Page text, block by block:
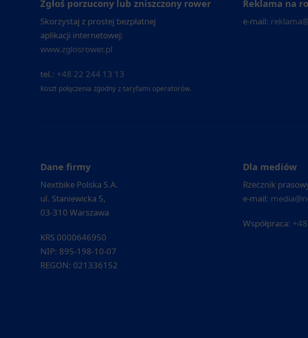
Zgłoś porzucony lub zniszczony rower
Skorzystaj z prostej bezpłatnej
aplikacji internetowej:
www.zglosrower.pl
tel.: +48 22 244 13 13
Koszt połączenia zgodny z taryfami operatorów.
Reklama na
e-mail:
Dane firmy
Nextbike Polska S.A.
ul. Staniewicka 5,
03-310 Warszawa
KRS 0000646950
NIP: 895-198-10-07
REGON: 021336152
Dla mediów
Rzecznik
e-mail:
Współpraca: